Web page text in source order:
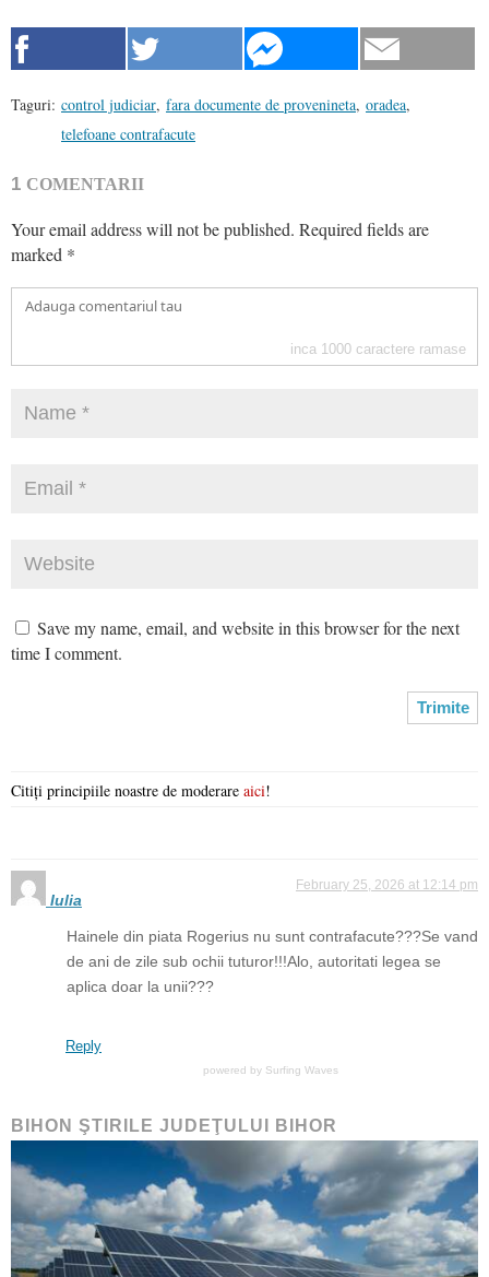
Taguri: control judiciar, fara documente de provenineta, oradea,
telefoane contrafacute
1 COMENTARII
Your email address will not be published. Required fields are
marked *
inca 1000 caractere ramase
Save my name, email, and website in this browser for the next
time I comment.
Citiți principiile noastre de moderare aici!
Iulia
February 25, 2026 at 12:14 pm
Hainele din piata Rogerius nu sunt contrafacute???Se vand
de ani de zile sub ochii tuturor!!!Alo, autoritati legea se
aplica doar la unii???
Reply
powered by Surfing Waves
BIHON ŞTIRILE JUDEŢULUI BIHOR